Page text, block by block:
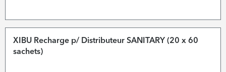
XIBU Recharge p/ Distributeur SANITARY (20 x 60
sachets)